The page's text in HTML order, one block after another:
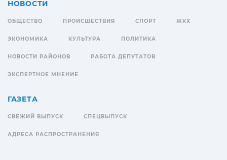
НОВОСТИ
ОБЩЕСТВО ПРОИСШЕСТВИЯ СПОРТ ЖКХ
ЭКОНОМИКА КУЛЬТУРА ПОЛИТИКА
НОВОСТИ РАЙОНОВ РАБОТА ДЕПУТАТОВ
ЭКСПЕРТНОЕ МНЕНИЕ
ГАЗЕТА
СВЕЖИЙ ВЫПУСК СПЕЦВЫПУСК
АДРЕСА РАСПРОСТРАНЕНИЯ